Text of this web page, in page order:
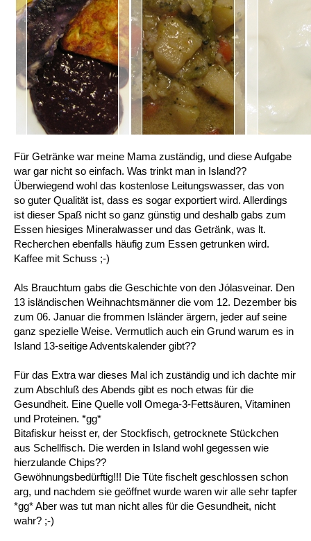
Für Getränke war meine Mama zuständig, und diese Aufgabe
war gar nicht so einfach. Was trinkt man in Island??
Überwiegend wohl das kostenlose Leitungswasser, das von
so guter Qualität ist, dass es sogar exportiert wird. Allerdings
ist dieser Spaß nicht so ganz günstig und deshalb gabs zum
Essen hiesiges Mineralwasser und das Getränk, was lt.
Recherchen ebenfalls häufig zum Essen getrunken wird.
Kaffee mit Schuss ;-)
Als Brauchtum gabs die Geschichte von den Jólasveinar. Den
13 isländischen Weihnachtsmänner die vom 12. Dezember bis
zum 06. Januar die frommen Isländer ärgern, jeder auf seine
ganz spezielle Weise. Vermutlich auch ein Grund warum es in
Island 13-seitige Adventskalender gibt??
Für das Extra war dieses Mal ich zuständig und ich dachte mir
zum Abschluß des Abends gibt es noch etwas für die
Gesundheit. Eine Quelle voll Omega-3-Fettsäuren, Vitaminen
und Proteinen. *gg*
Bitafiskur heisst er, der Stockfisch, getrocknete Stückchen
aus Schellfisch. Die werden in Island wohl gegessen wie
hierzulande Chips??
Gewöhnungsbedürftig!!! Die Tüte fischelt geschlossen schon
arg, und nachdem sie geöffnet wurde waren wir alle sehr tapfer
*gg* Aber was tut man nicht alles für die Gesundheit, nicht
wahr? ;-)